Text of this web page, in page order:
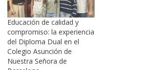
Educación de calidad y
compromiso: la experiencia
del Diploma Dual en el
Colegio Asunción de
Nuestra Señora de